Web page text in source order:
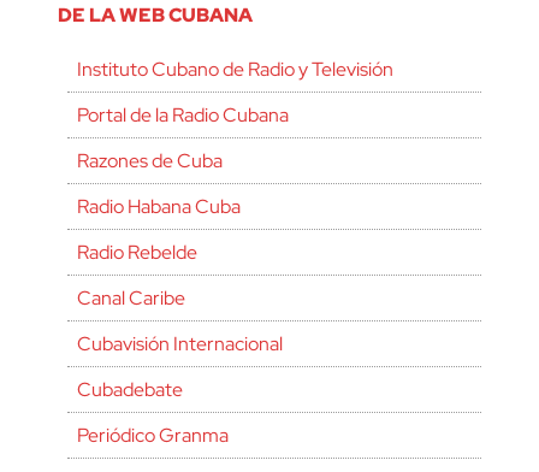
DE LA WEB CUBANA
Instituto Cubano de Radio y Televisión
Portal de la Radio Cubana
Razones de Cuba
Radio Habana Cuba
Radio Rebelde
Canal Caribe
Cubavisión Internacional
Cubadebate
Periódico Granma